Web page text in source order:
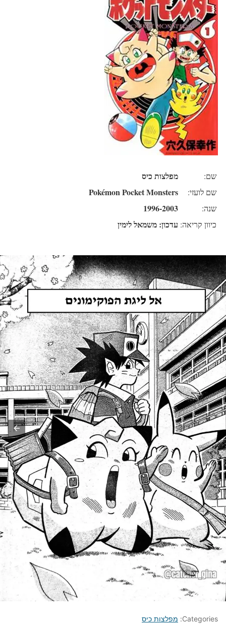
שם: מפלצות כיס
שם לועזי: Pokémon Pocket Monsters
שנה: 1996-2003
כיוון קריאה: עדכון: משמאל לימין
Categories: מפלצות כיס